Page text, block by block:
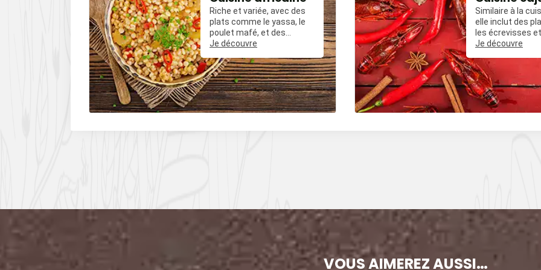
Riche et variée, avec des
plats comme le yassa, le
poulet mafé, et des
influences épicées avec du
piments.
Je découvre
Similaire à la
elle inclut des
les écrevisses
frit épicé.
Je découvre
VOUS AIMEREZ AUSSI…